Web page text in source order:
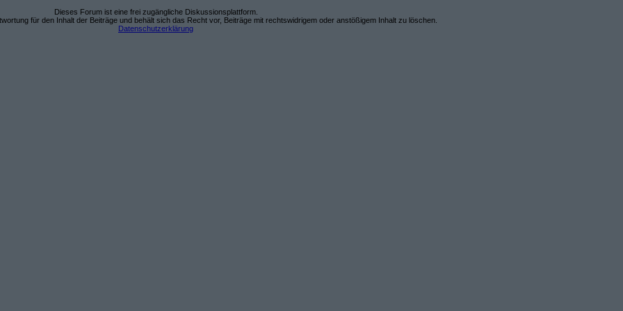
Dieses Forum ist eine frei zugängliche Diskussionsplattform.
für den Inhalt der Beiträge und behält sich das Recht vor, Beiträge mit rechtswidrigem oder anstößigem Inhalt zu löschen.
Datenschutzerklärung